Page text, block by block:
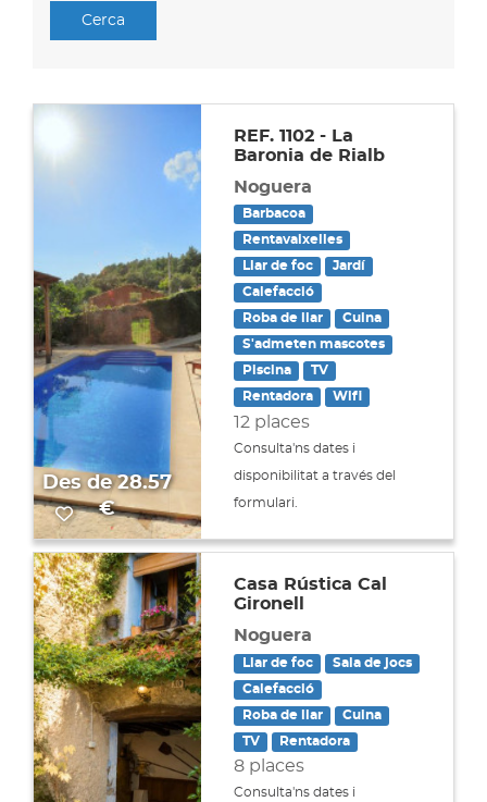
Cerca
Des de 28.57
€
REF. 1102 - La
Baronia de Rialb
Noguera
Barbacoa
Rentavaixelles
Llar de foc
Jardí
Calefacció
Roba de llar
Cuina
S'admeten mascotes
Piscina
TV
Rentadora
Wifi
12 places
Consulta'ns dates i
disponibilitat a través del
formulari.
Casa Rústica Cal
Gironell
Noguera
Llar de foc
Sala de jocs
Calefacció
Roba de llar
Cuina
TV
Rentadora
8 places
Consulta'ns dates i